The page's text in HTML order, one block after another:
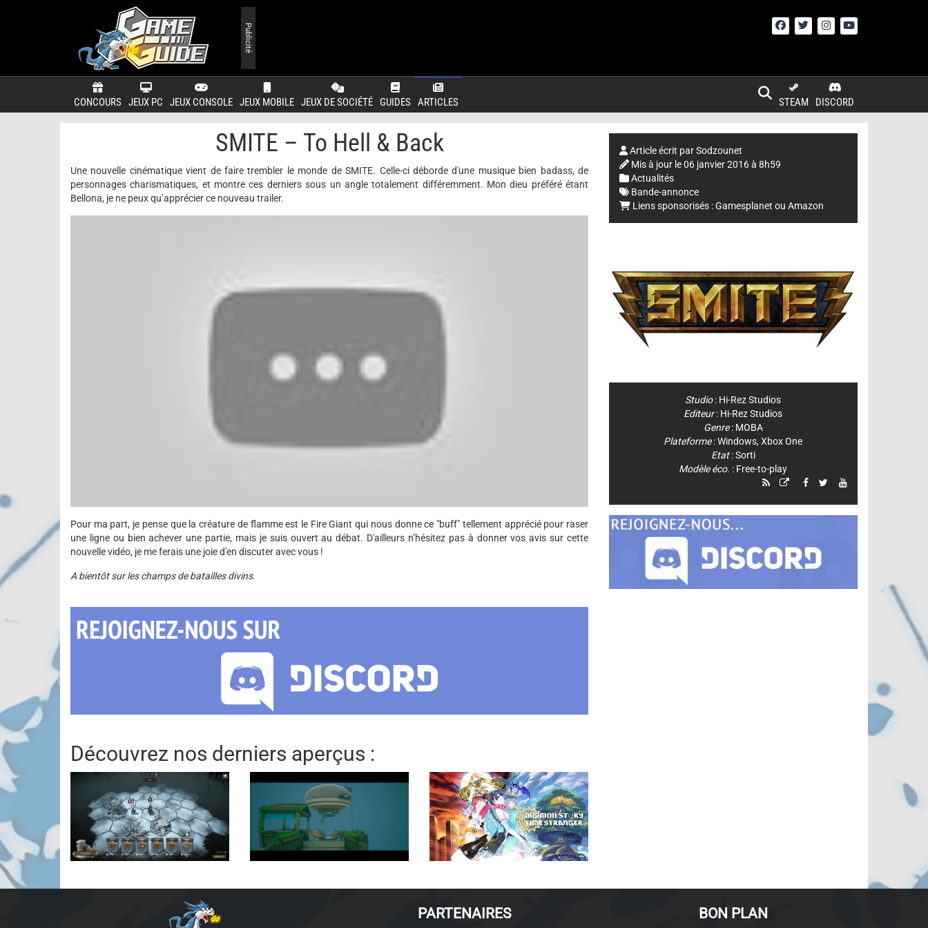
CONCOURS JEUX PC JEUX CONSOLE JEUX MOBILE JEUX DE SOCIÉTÉ GUIDES ARTICLES DISCORD
STEAM
Publicité
SMITE – To Hell & Back
Une nouvelle cinématique vient de faire trembler le monde de SMITE. Celle-ci déborde d'une musique bien badass, de
personnages charismatiques, et montre ces derniers sous un angle totalement différemment. Mon dieu préféré étant
Bellona, je ne peux qu’apprécier ce nouveau trailer.
Pour ma part, je pense que la créature de flamme est le Fire Giant qui nous donne ce "buff" tellement apprécié pour raser
une ligne ou bien achever une partie, mais je suis ouvert au débat. D'ailleurs n’hésitez pas à donner vos avis sur cette
nouvelle vidéo, je me ferais une joie d'en discuter avec vous !
A bientôt sur les champs de batailles divins.
Découvrez nos derniers aperçus :
Article écrit parSodzounet
Mis à jour le06 janvier 2016 à 8h59
Actualités
Bande-annonce
Liens sponsorisés :Gamesplanet ou Amazon
Studio: Hi-Rez Studios
Editeur: Hi-Rez Studios
Genre: MOBA
Plateforme:Windows,Xbox One
Etat: Sorti
Modèle éco. : Free-to-play
PARTENAIRES BON PLAN